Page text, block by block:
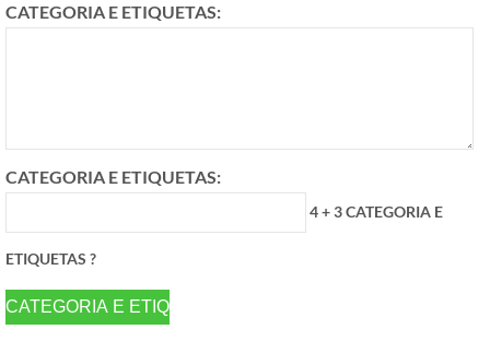
CATEGORIA E ETIQUETAS:
CATEGORIA E ETIQUETAS:
4 + 3 CATEGORIA E
ETIQUETAS ?